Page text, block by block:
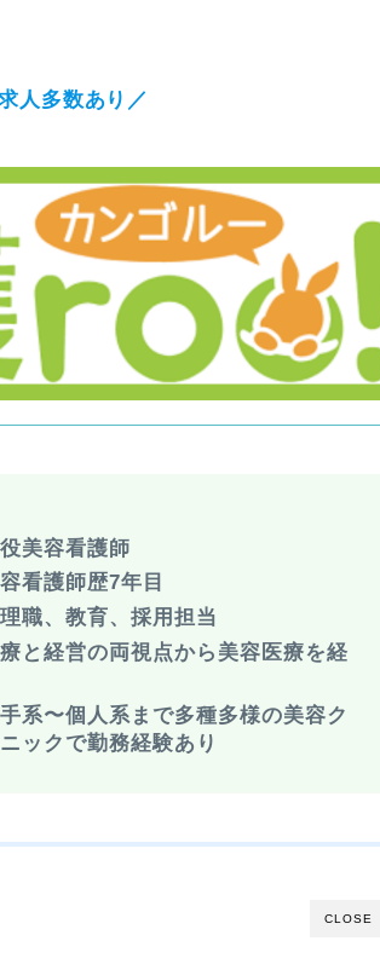
人多数あり／
美容看護師
看護師歴7年目
職、教育、採用担当
と経営の両視点から美容医療を経
系〜個人系まで多種多様の美容ク
ックで勤務経験あり
CLOSE